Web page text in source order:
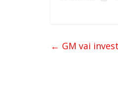
← GM vai